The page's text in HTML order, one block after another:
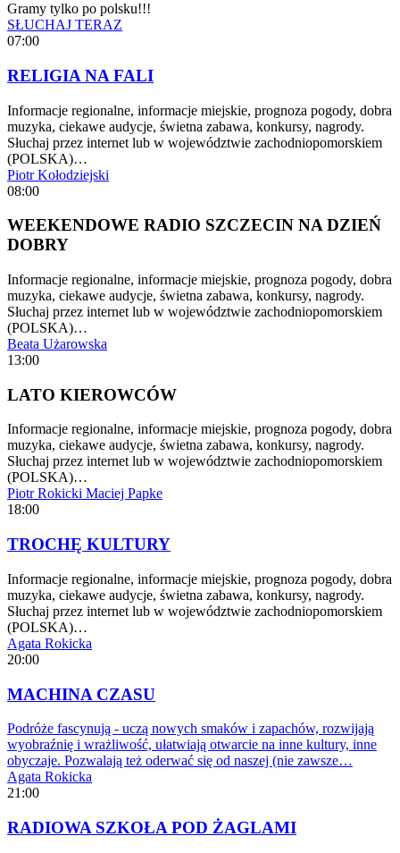
Gramy tylko po polsku!!!
SŁUCHAJ TERAZ
07:00
RELIGIA NA FALI
Informacje regionalne, informacje miejskie, prognoza pogody, dobra
muzyka, ciekawe audycje, świetna zabawa, konkursy, nagrody.
Słuchaj przez internet lub w województwie zachodniopomorskiem
(POLSKA)…
Piotr Kołodziejski
08:00
WEEKENDOWE RADIO SZCZECIN NA DZIEŃ
DOBRY
Informacje regionalne, informacje miejskie, prognoza pogody, dobra
muzyka, ciekawe audycje, świetna zabawa, konkursy, nagrody.
Słuchaj przez internet lub w województwie zachodniopomorskiem
(POLSKA)…
Beata Użarowska
13:00
LATO KIEROWCÓW
Informacje regionalne, informacje miejskie, prognoza pogody, dobra
muzyka, ciekawe audycje, świetna zabawa, konkursy, nagrody.
Słuchaj przez internet lub w województwie zachodniopomorskiem
(POLSKA)…
Piotr Rokicki Maciej Papke
18:00
TROCHĘ KULTURY
Informacje regionalne, informacje miejskie, prognoza pogody, dobra
muzyka, ciekawe audycje, świetna zabawa, konkursy, nagrody.
Słuchaj przez internet lub w województwie zachodniopomorskiem
(POLSKA)…
Agata Rokicka
20:00
MACHINA CZASU
Podróże fascynują - uczą nowych smaków i zapachów, rozwijają
wyobraźnię i wrażliwość, ułatwiają otwarcie na inne kultury, inne
obyczaje. Pozwalają też oderwać się od naszej (nie zawsze…
Agata Rokicka
21:00
RADIOWA SZKOŁA POD ŻAGLAMI